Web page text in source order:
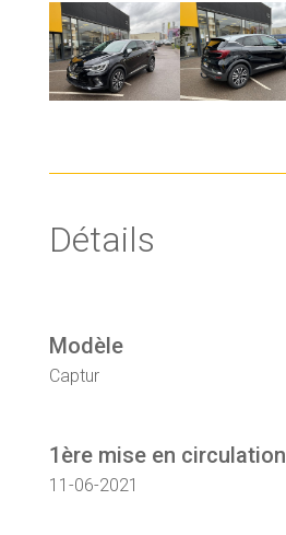
Détails
Modèle
Captur
1ère mise en circulation
11-06-2021